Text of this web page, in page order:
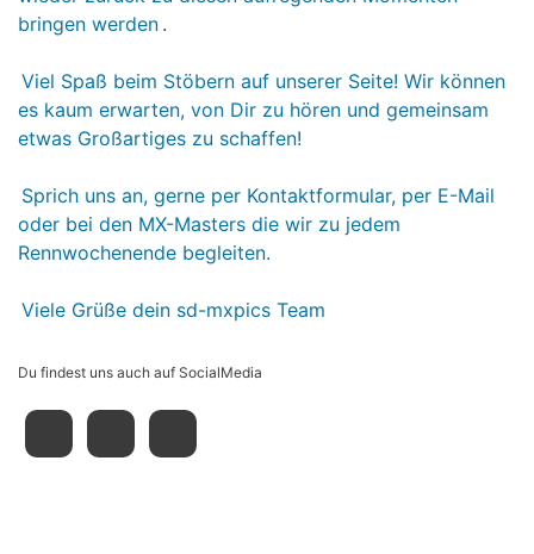
bringen werden .
Viel Spaß beim Stöbern auf unserer Seite! Wir können
es kaum erwarten, von Dir zu hören und gemeinsam
etwas Großartiges zu schaffen!
Sprich uns an, gerne per Kontaktformular, per E-Mail
oder bei den MX-Masters die wir zu jedem
Rennwochenende begleiten.
Viele Grüße dein sd-mxpics Team
Du findest uns auch auf SocialMedia